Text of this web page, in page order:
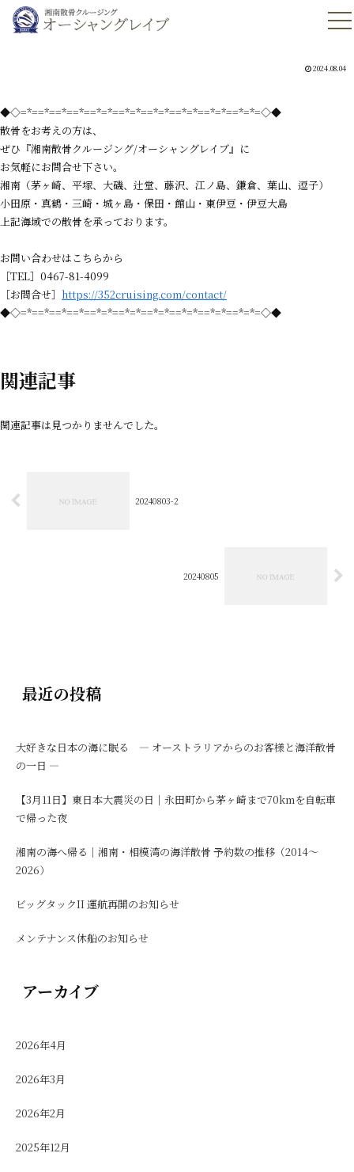
2024.08.04
◆◇=*==*==*==*==*=*==*=*==*=*==*=*==*=*==*=*=◇◆
散骨をお考えの方は、
ぜひ『湘南散骨クルージング/オーシャングレイブ』に
お気軽にお問合せ下さい。
湘南（茅ヶ崎、平塚、大磯、辻堂、藤沢、江ノ島、鎌倉、葉山、逗子）
小田原・真鶴・三崎・城ヶ島・保田・館山・東伊豆・伊豆大島
上記海域での散骨を承っております。
お問い合わせはこちらから
［TEL］0467-81-4099
［お問合せ］ https://352cruising.com/contact/
◆◇=*==*==*==*==*=*==*=*==*=*==*=*==*=*==*=*=◇◆
関連記事
関連記事は見つかりませんでした。
20240803-2
20240805
最近の投稿
大好きな日本の海に眠る ― オーストラリアからのお客様と海洋散骨
の一日 ―
【3月11日】東日本大震災の日｜永田町から茅ヶ崎まで70kmを自転車
で帰った夜
湘南の海へ帰る｜湘南・相模湾の海洋散骨 予約数の推移（2014〜
2026）
ビッグタックII 運航再開のお知らせ
メンテナンス休船のお知らせ
アーカイブ
2026年4月
2026年3月
2026年2月
2025年12月